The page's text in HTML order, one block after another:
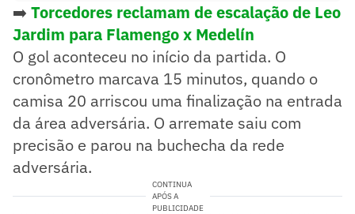
➡️ Torcedores reclamam de escalação de Leo
Jardim para Flamengo x Medelín
O gol aconteceu no início da partida. O
cronômetro marcava 15 minutos, quando o
camisa 20 arriscou uma finalização na entrada
da área adversária. O arremate saiu com
precisão e parou na buchecha da rede
adversária.
CONTINUA
APÓS A
PUBLICIDADE